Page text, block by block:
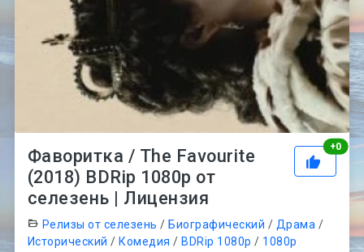
+0
Фаворитка / The Favourite
(2018) BDRip 1080p от
селезень | Лицензия
Релизы от селезень / Биографический / Драма /
Исторический / Комедия / BDRip 1080p / 1080p